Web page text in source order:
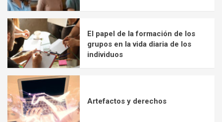
El papel de la formación de los
grupos en la vida diaria de los
individuos
Artefactos y derechos